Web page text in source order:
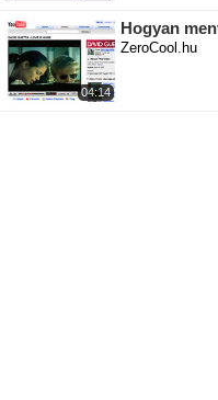
04:14
Hogyan
ZeroCool.hu